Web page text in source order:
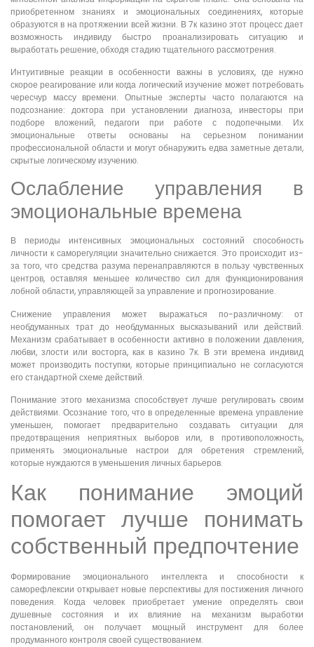
приобретенном знаниях и эмоциональных соединениях, которые
образуются в на протяжении всей жизни. В 7к казино этот процесс дает
возможность индивиду быстро проанализировать ситуацию и
выработать решение, обходя стадию тщательного рассмотрения.
Интуитивные реакции в особенности важны в условиях, где нужно
скорое реагирование или когда логический изучение может потребовать
чересчур массу времени. Опытные эксперты часто полагаются на
подсознание: доктора при установлении диагноза, инвесторы при
подборе вложений, педагоги при работе с подопечными. Их
эмоциональные ответы основаны на серьезном понимании
профессиональной области и могут обнаружить едва заметные детали,
скрытые логическому изучению.
Ослабление управления в
эмоциональные времена
В периоды интенсивных эмоциональных состояний способность
личности к саморегуляции значительно снижается. Это происходит из-
за того, что средства разума перенаправляются в пользу чувственных
центров, оставляя меньшее количество сил для функционирования
лобной области, управляющей за управление и прогнозирование.
Снижение управления может выражаться по-различному: от
необдуманных трат до необдуманных высказываний или действий.
Механизм срабатывает в особенности активно в положении давления,
любви, злости или восторга, как в казино 7к. В эти времена индивид
может производить поступки, которые принципиально не согласуются
его стандартной схеме действий.
Понимание этого механизма способствует лучше регулировать своим
действиями. Осознание того, что в определенные времена управление
уменьшен, помогает предварительно создавать ситуации для
предотвращения неприятных выборов или, в противоположность,
применять эмоциональные настрои для обретения стремлений,
которые нуждаются в уменьшения личных барьеров.
Как понимание эмоций
помогает лучше понимать
собственный предпочтение
Формирование эмоционального интеллекта и способности к
саморефлексии открывает новые перспективы для постижения личного
поведения. Когда человек приобретает умение определять свои
душевные состояния и их влияние на механизм выработки
постановлений, он получает мощный инструмент для более
продуманного контроля своей существованием.